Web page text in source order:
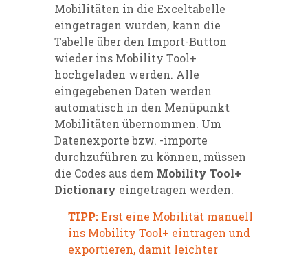
Mobilitäten in die Exceltabelle
eingetragen wurden, kann die
Tabelle über den Import-Button
wieder ins Mobility Tool+
hochgeladen werden. Alle
eingegebenen Daten werden
automatisch in den Menüpunkt
Mobilitäten übernommen. Um
Datenexporte bzw. -importe
durchzuführen zu können, müssen
die Codes aus dem Mobility Tool+
Dictionary eingetragen werden.
TIPP:Erst eine Mobilität manuell
ins Mobility Tool+ eintragen und
exportieren, damit leichter